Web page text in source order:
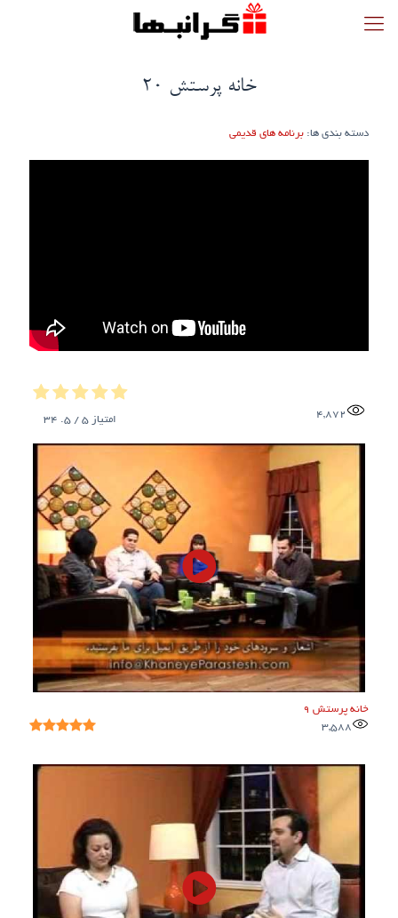
خانه پرستش 20
دسته بندی ها: برنامه های قدیمی
4,872 امتیاز 5
/ 5.
34
خانه پرستش 9
3,588